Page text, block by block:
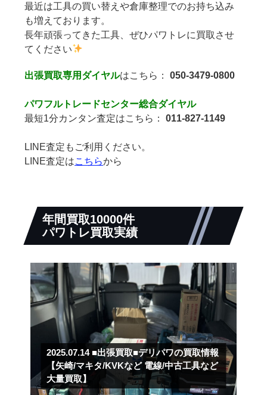
最近は工具の買い替えや倉庫整理でのお持ち込み
も増えております。
長年頑張ってきた工具、ぜひパワトレに買取させ
てください
出張買取専用ダイヤルはこちら：050-3479-0800
パワフルトレードセンター総合ダイヤル
最短1分カンタン査定はこちら：011-827-1149
LINE査定もご利用ください。
LINE査定はこちらから
年間買取10000件
パワトレ買取実績
2025.07.14 ■出張買取■デリパワの買取情報
【矢崎/マキタ/KVKなど 電線/中古工具など
大量買取】